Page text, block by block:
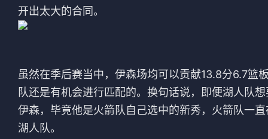
开出太大的合同。
虽然在季后赛当中，伊森场均可以贡献13.8分6.7篮
队还是有机会进行匹配的。换句话说，即便湖人队
伊森，毕竟他是火箭队自己选中的新秀，火箭队一
湖人队。